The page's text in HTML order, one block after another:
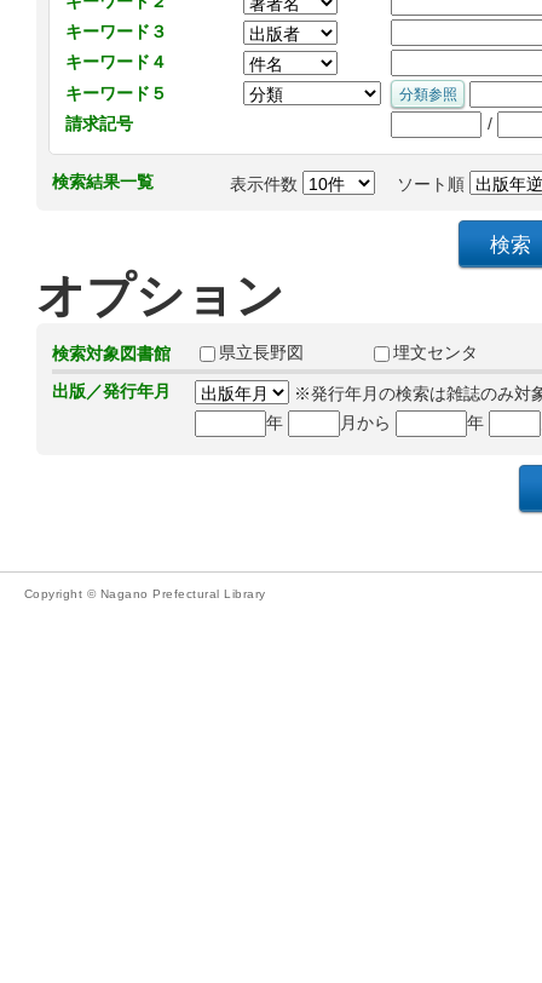
キーワード３
キーワード４
キーワード５
請求記号
/
検索結果一覧 表示件数 ソート順
オプション
検索対象図書館 県立長野図
埋文センタ
出版／発行年月
※発行年月の検索は雑誌のみ対
年
月から 年
Copyright © Nagano Prefectural Library